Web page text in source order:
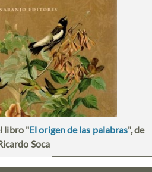
libro "El origen de las palabras", de
Soca